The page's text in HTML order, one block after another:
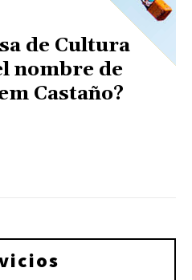
de Cultura
nombre de
Castaño?